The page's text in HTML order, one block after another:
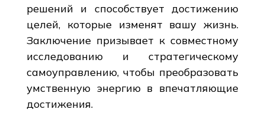
решений и способствует достижению
целей, которые изменят вашу жизнь.
Заключение призывает к совместному
исследованию и стратегическому
самоуправлению, чтобы преобразовать
умственную энергию в впечатляющие
достижения.